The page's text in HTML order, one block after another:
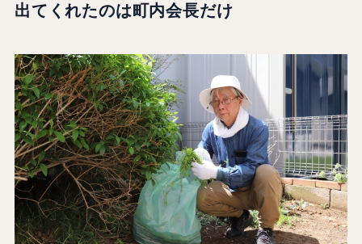
出てくれたのは町内会長だけ